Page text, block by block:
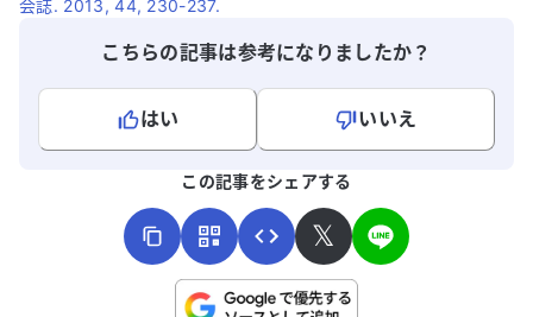
会誌. 2013, 44, 230-237.
こちらの記事は参考になりましたか？
はい
いいえ
この記事をシェアする
𝕏